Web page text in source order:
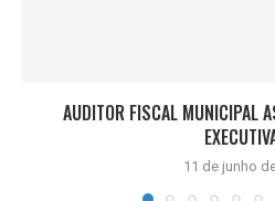
AUDITOR FISCAL MUNICIPAL
11 de junho